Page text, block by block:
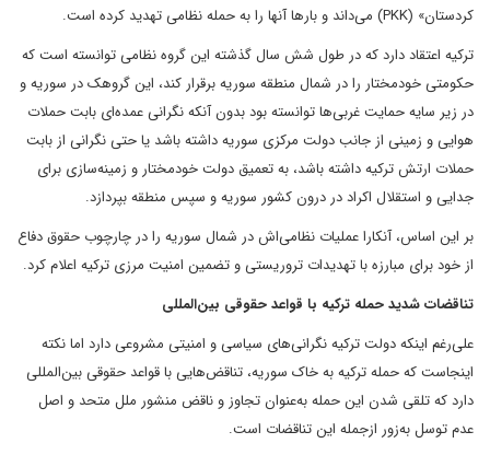
کردستان» (PKK) می‌داند و بار‌ها آنها را به حمله نظامی تهدید کرده است.
ترکیه اعتقاد دارد که در طول شش سال گذشته این گروه نظامی توانسته است که
حکومتی خودمختار را در شمال منطقه سوریه برقرار کند، این گروهک در سوریه و
در زیر سایه حمایت غربی‌ها توانسته بود بدون آنکه نگرانی عمده‌ای بابت حملات
هوایی و زمینی از جانب دولت مرکزی سوریه داشته باشد یا حتی نگرانی از بابت
حملات ارتش ترکیه داشته باشد، به تعمیق دولت خودمختار و زمینه‌سازی برای
جدایی و استقلال اکراد در درون کشور سوریه و سپس منطقه بپردازد.
بر این اساس، آنکارا عملیات نظامی‌اش در شمال سوریه را در چارچوب حقوق دفاع
از خود برای مبارزه با تهدیدات تروریستی و تضمین امنیت مرزی ترکیه اعلام کرد.
تناقضات شدید حمله ترکیه با قواعد حقوقی بین‌المللی
علی‌رغم اینکه دولت ترکیه نگرانی‌های سیاسی و امنیتی مشروعی دارد اما نکته
اینجاست که حمله ترکیه به خاک سوریه، تناقض‌هایی با قواعد حقوقی بین‌المللی
دارد که تلقی شدن این حمله به‌عنوان تجاوز و ناقض منشور ملل متحد و اصل
عدم توسل به‌زور ازجمله این تناقضات است.